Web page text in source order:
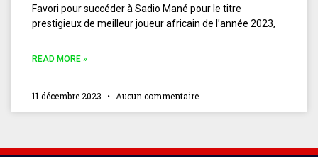
Favori pour succéder à Sadio Mané pour le titre
prestigieux de meilleur joueur africain de l’année 2023,
READ MORE »
11 décembre 2023 Aucun commentaire